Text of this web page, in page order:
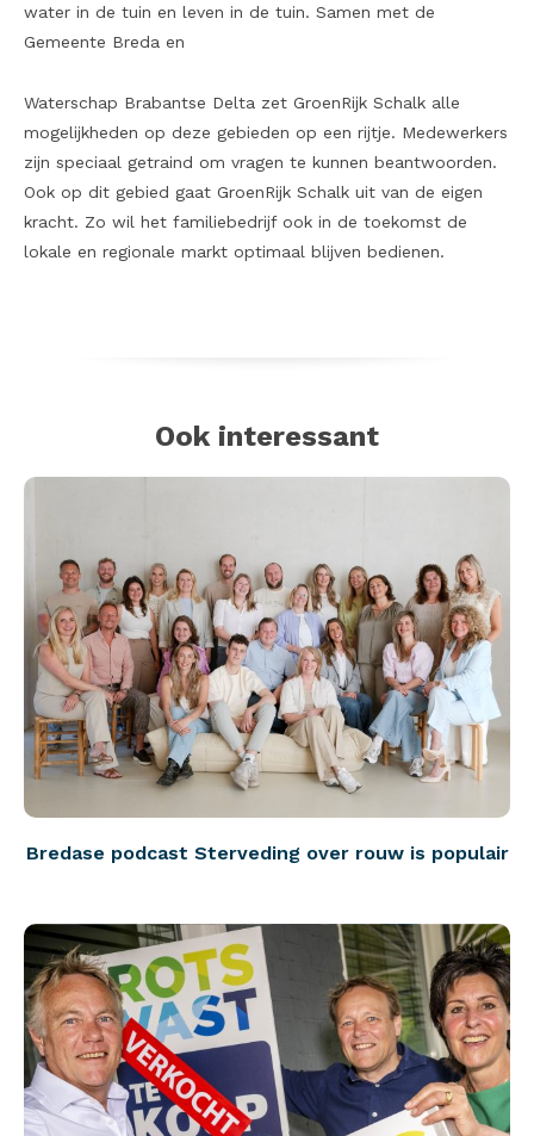
water in de tuin en leven in de tuin. Samen met de
Gemeente Breda en
Waterschap Brabantse Delta zet GroenRijk Schalk alle
mogelijkheden op deze gebieden op een rijtje. Medewerkers
zijn speciaal getraind om vragen te kunnen beantwoorden.
Ook op dit gebied gaat GroenRijk Schalk uit van de eigen
kracht. Zo wil het familiebedrijf ook in de toekomst de
lokale en regionale markt optimaal blijven bedienen.
Ook interessant
Bredase podcast Sterveding over rouw is populair